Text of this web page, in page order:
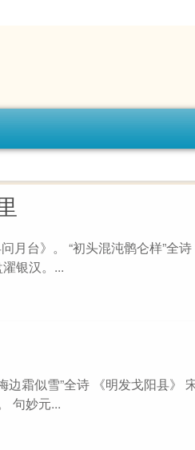
月台》。 “初头混沌鹘仑样”全
银汉。...
边霜似雪”全诗 《明发戈阳县》
句妙元...